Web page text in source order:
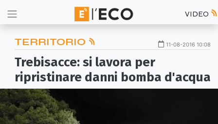
VIDEO
TERRITORIO 11-08-2016 10:08
Trebisacce: si lavora per
ripristinare danni bomba d'acqua